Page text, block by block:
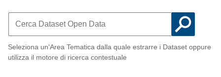
Dataset
Ultimi
Seleziona un'Area Tematica dalla quale estrarre i Dataset oppure
utilizza il motore di ricerca contestuale